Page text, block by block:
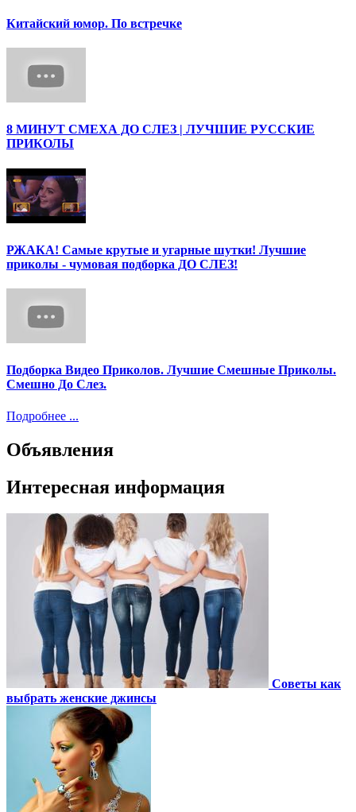
Китайский юмор. По встречке
8 МИНУТ СМЕХА ДО СЛЕЗ | ЛУЧШИЕ РУССКИЕ
ПРИКОЛЫ
РЖАКА! Самые крутые и угарные шутки! Лучшие
приколы - чумовая подборка ДО СЛЕЗ!
Подборка Видео Приколов. Лучшие Смешные Приколы.
Смешно До Слез.
Подробнее ...
Объявления
Интересная информация
Советы как
выбрать женские джинсы